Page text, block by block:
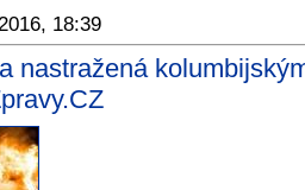
18:39
nastražená